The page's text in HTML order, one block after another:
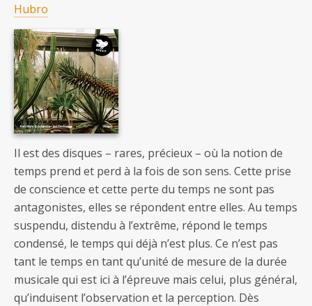
Hubro
Il est des disques – rares, précieux – où la notion de
temps prend et perd à la fois de son sens. Cette prise
de conscience et cette perte du temps ne sont pas
antagonistes, elles se répondent entre elles. Au temps
suspendu, distendu à l’extrême, répond le temps
condensé, le temps qui déjà n’est plus. Ce n’est pas
tant le temps en tant qu’unité de mesure de la durée
musicale qui est ici à l’épreuve mais celui, plus général,
qu’induisent l’observation et la perception. Dès